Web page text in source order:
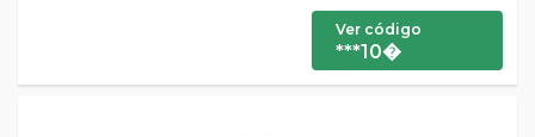
Ver código
***10�